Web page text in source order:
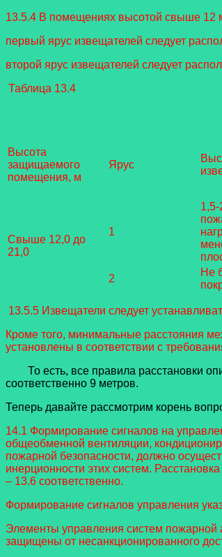
13.5.4 В помещениях высотой свыше 12 м
первый ярус извещателей следует
второй ярус извещателей следует
Таблица 13.4
Высота
защищаемого
помещения, м
Ярус
Свыше 12,0 до
21,0
1
1,5-
2
Не
13.5.5 Извещатели следует
Кроме того, минимальные расстояния
установлены в соответствии с
То есть, все правила расстановки
соответственно 9 метров.
Теперь давайте рассмотрим корень
14.1 Формирование сигналов на
общеобменной вентиляции,
пожарной безопасности, должно
инерционности этих систем.
– 13.6 соответственно.
Формирование сигналов управления
Элементы управления систем пожарной
защищены от несанкционированного